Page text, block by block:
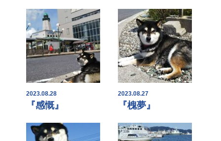
2023.08.28
『感慨』
2023.08.27
『槐夢』